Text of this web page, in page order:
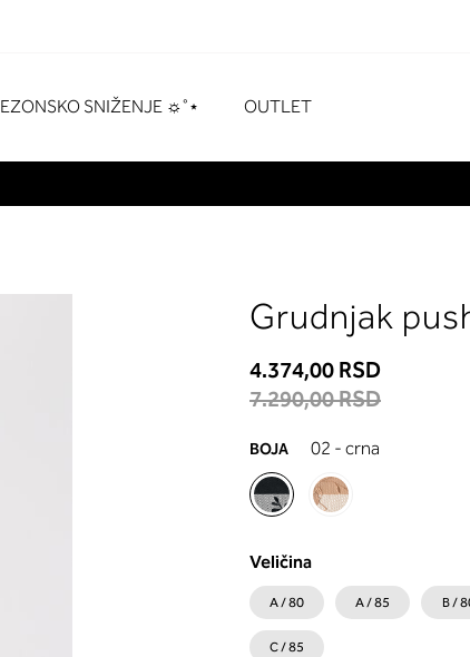
SNIŽENJE ☼˚⋆ OUTLET
Grudnjak
4.374,00 RSD
7.290,00 RSD
BOJA 02 - crna
Veličina
A / 80 A / 85 B /
C / 85